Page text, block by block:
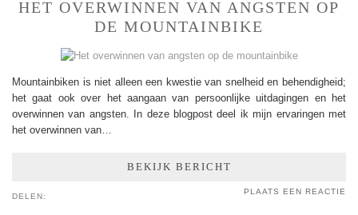
HET OVERWINNEN VAN ANGSTEN OP
DE MOUNTAINBIKE
Mountainbiken is niet alleen een kwestie van snelheid en behendigheid;
het gaat ook over het aangaan van persoonlijke uitdagingen en het
overwinnen van angsten. In deze blogpost deel ik mijn ervaringen met
het overwinnen van…
BEKIJK BERICHT
DELEN:
PLAATS EEN REACTIE